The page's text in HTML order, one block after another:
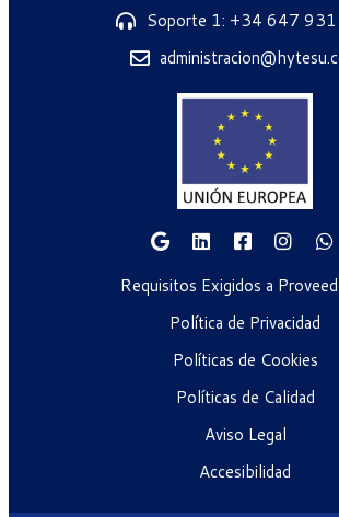
Soporte 1: +34 647
Requisitos Exigidos a
Política de Privacidad
Políticas de Cookies
Políticas de Calidad
Aviso Legal
Accesibilidad